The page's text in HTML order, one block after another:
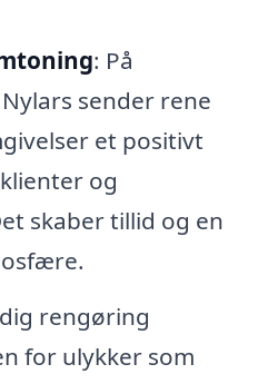
: På
sender rene
et positivt
og
skaber tillid og en
rengøring
for ulykker som